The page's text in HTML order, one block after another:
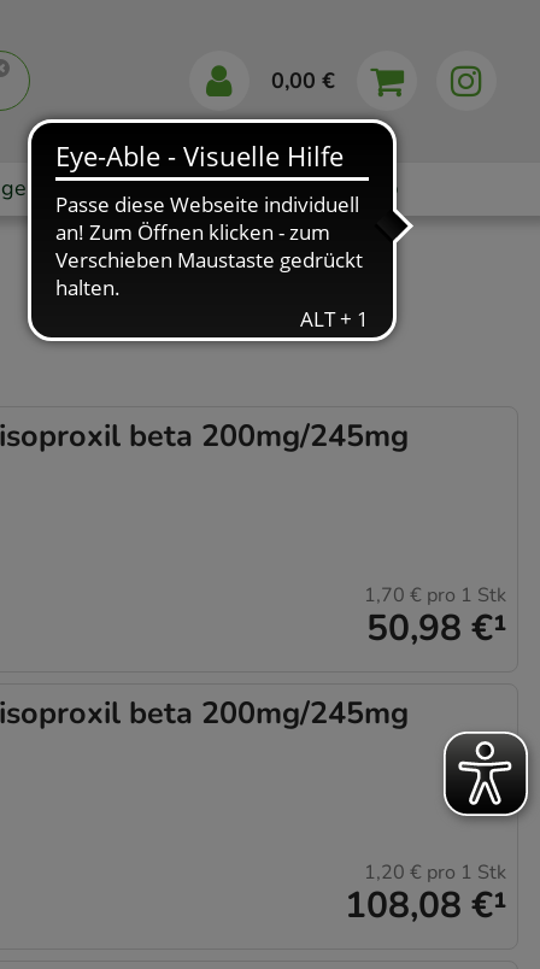
0,00 €
Markenshops Ratgeber App
beta 200mg/245mg
50,98 €¹
1,70 € pro 1 Stk
beta 200mg/245mg
108,08 €¹
1,20 € pro 1 Stk